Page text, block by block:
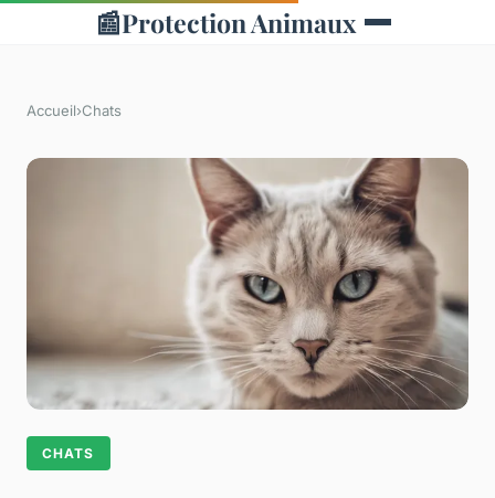
📰Protection Animaux
Accueil›Chats
CHATS